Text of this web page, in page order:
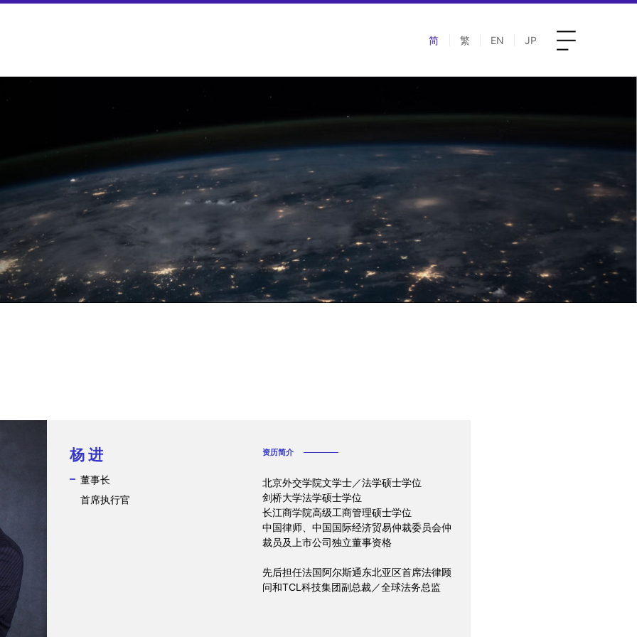
简 繁 EN JP
杨 进
董事长
首席执行官
资历简介
北京外交学院文学士／法学硕士学位
剑桥大学法学硕士学位
长江商学院高级工商管理硕士学位
中国律师、中国国际经济贸易仲裁委员会仲
裁员及上市公司独立董事资格
先后担任法国阿尔斯通东北亚区首席法律顾
问和TCL科技集团副总裁／全球法务总监